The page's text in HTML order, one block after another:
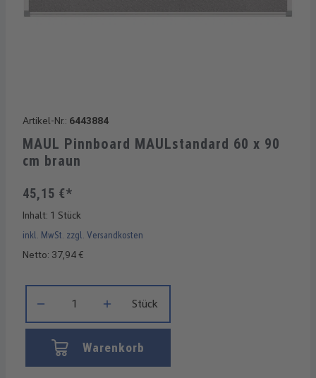
Artikel-Nr.: 6443884
MAUL Pinnboard MAULstandard 60 x 90
cm braun
45,15 €*
Inhalt: 1 Stück
inkl. MwSt. zzgl. Versandkosten
Netto: 37,94 €
Stück
Warenkorb